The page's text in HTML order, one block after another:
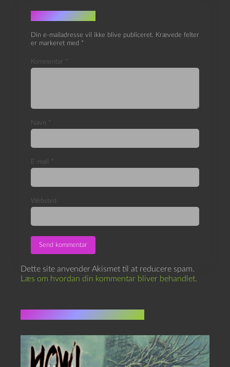
Skriv et svar
Din e-mailadresse vil ikke blive publiceret. Krævede felter
er markeret med *
Kommentar *
Navn *
E-mail *
Websted
Dette site anvender Akismet til at reducere spam.
Læs om hvordan din kommentar bliver behandlet.